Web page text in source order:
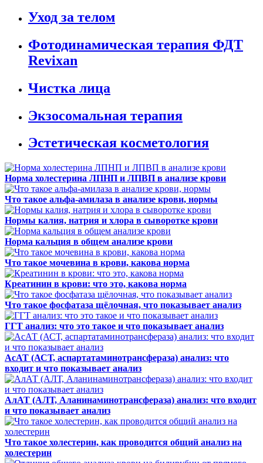
Уход за телом
Фотодинамическая терапия ФДТ
Revixan
Чистка лица
Экзосомальная терапия
Эстетическая косметология
Норма холестерина ЛПНП и ЛПВП в анализе крови
Что такое альфа-амилаза в анализе крови, нормы
Нормы калия, натрия и хлора в сыворотке крови
Норма кальция в общем анализе крови
Что такое мочевина в крови, какова норма
Креатинин в крови: что это, какова норма
Что такое фосфатаза щёлочная, что показывает анализ
ГГТ анализ: что это такое и что показывает анализ
АсАТ (АСТ, аспартатаминотрансфераза) анализ: что
входит и что показывает анализ
АлАТ (АЛТ, Аланинаминотрансфераза) анализ: что входит
и что показывает анализ
Что такое холестерин, как проводится общий анализ на
холестерин